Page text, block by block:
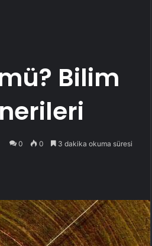
Bilim
0 0 3 dakika okuma süresi